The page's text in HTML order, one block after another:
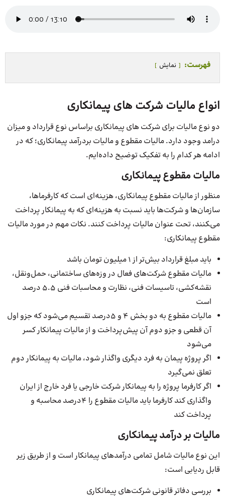
فهرست: نمایش
انواع مالیات شرکت های پیمانکاری
دو نوع مالیات برای شرکت های پیمانکاری براساس نوع قرارداد و میزان
درامد وجود دارد. مالیات مقطوع و مالیات بردرآمد پیمانکاری؛ که در
ادامه هر کدام را به تفکیک توضیح داده‌ایم.
مالیات مقطوع پیمانکاری
منظور از مالیات مقطوع پیمانکاری، هزینه‌ای است که کارفرماها،
سازمان‌ها و شرکت‌ها باید نسبت به هزینه‌ای که به پیمانکار پرداخت
می‌‍کنند، تحت عنوان مالیات پرداخت کنند. نکات مهم در مورد مالیات
مقطوع پیمانکاری:
باید مبلغ قرارداد بیش‌تر از 1 میلیون تومان باشد
مالیات مقطوع شرکت‌های فعال در وزه‌های ساختمانی، حمل‌ونقل،
نقشه‌کشی، تاسیسات فنی، نظارت و محاسبات فنی 5.5 درصد
است
مالیات مقطوع به دو بخش 4 و 5درصد تقسیم می‌شود که جزو اول
آن قطعی و جزو دوم آن پیش‌پرداخت و از مالیات پیمانکار کسر
می‌شود
اگر پروژه پیمان به فرد دیگری واگذار شود، مالیات به پیمانکار دوم
تعلق نمی‌گیرد
اگر کارفرما پروژه را به پیمانکار شرکت خارجی یا فرد خارج از ایران
واگذاری کند کارفرما باید مالیات مقطوع را 4درصد محاسبه و
پرداخت کند
مالیات بر درآمد پیمانکاری
این نوع مالیات شامل تمامی درآمدهای پیمانکار است و از طریق زیر
قابل ردیابی است:
بررسی دفاتر قانونی شرکت‌های پیمانکاری